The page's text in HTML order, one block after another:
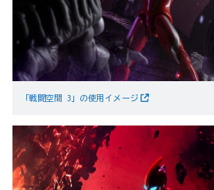
「戦闘空間 3」の使用イメージ